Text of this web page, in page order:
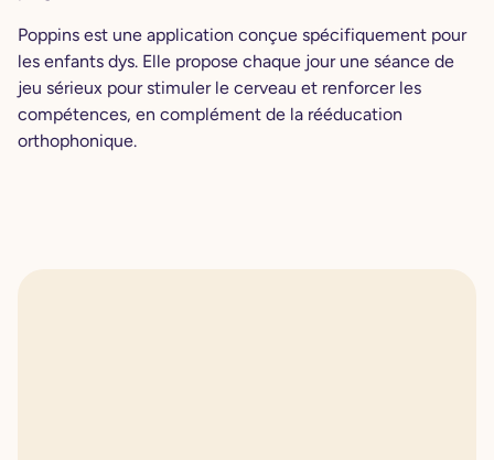
Poppins est une application conçue spécifiquement pour
les enfants dys. Elle propose chaque jour une séance de
jeu sérieux pour stimuler le cerveau et renforcer les
compétences, en complément de la rééducation
orthophonique.